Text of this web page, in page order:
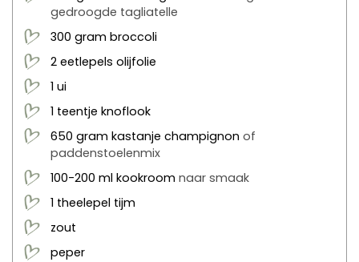
gedroogde tagliatelle
300 gram broccoli
2 eetlepels olijfolie
1 ui
1 teentje knoflook
650 gram kastanje champignon of
paddenstoelenmix
100-200 ml kookroom naar smaak
1 theelepel tijm
zout
peper